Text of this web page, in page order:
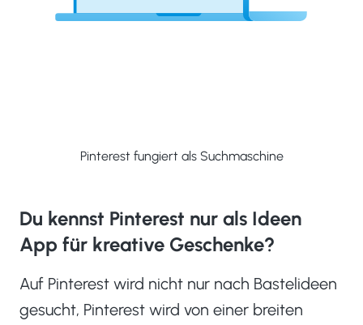
Du kennst Pinterest nur als Ideen
App für kreative Geschenke?
Auf Pinterest wird nicht nur nach Bastelideen
gesucht, Pinterest wird von einer breiten
Pinterest fungiert als Suchmaschine